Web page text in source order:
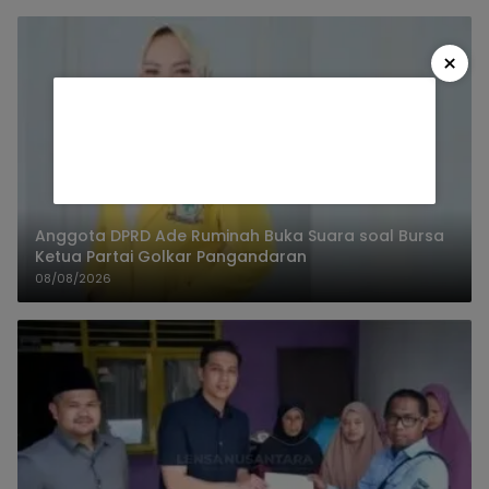
Anggota DPRD Ade Ruminah Buka Suara soal Bursa
Ketua Partai Golkar Pangandaran
08/08/2026
×